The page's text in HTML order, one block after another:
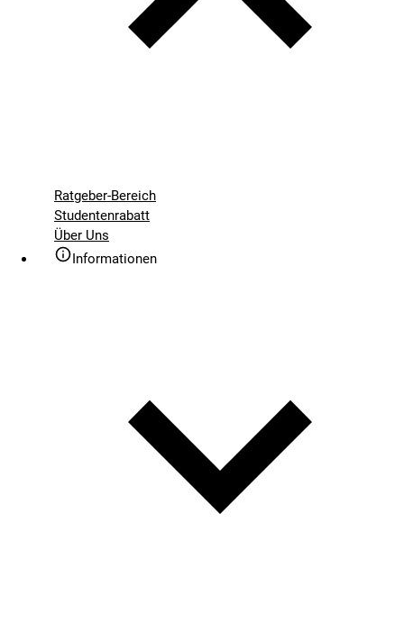
Ratgeber-Bereich
Studentenrabatt
Über Uns
Informationen